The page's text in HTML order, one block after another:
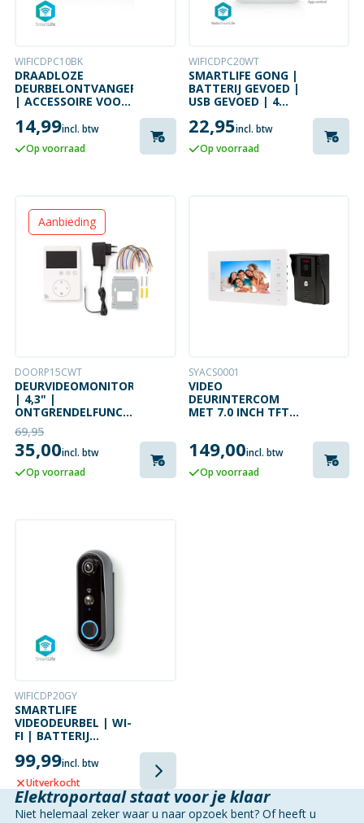
WIFICDPC10BK
DRAADLOZE
DEURBELONTVANGER
| ACCESSOIRE VOOR
14,99incl. btw
Op voorraad
WIFICDPC20WT
SMARTLIFE GONG |
BATTERIJ GEVOED |
USB GEVOED | 4
22,95incl. btw
Op voorraad
Aanbieding
DOORP15CWT
DEURVIDEOMONITOR
| 4,3" |
ONTGRENDELFUNCTIE
| WIT
69,95
35,00incl. btw
Op voorraad
SYACS0001
VIDEO
DEURINTERCOM
MET 7.0 INCH TFT
149,00incl. btw
Op voorraad
WIFICDP20GY
SMARTLIFE
VIDEODEURBEL | WI-
FI | BATTERIJ
BEWEGINGSSENSOR
| NACHTZICHT |
GRIJS
99,99incl. btw
Uitverkocht
Elektroportaal staat voor je klaar
Niet helemaal zeker waar u naar opzoek bent? Of heeft u